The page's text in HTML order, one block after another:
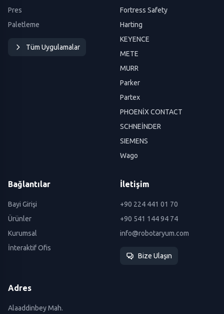
Pres
Paletleme
Tüm Uygulamalar
Fortress Safety
Harting
KEYENCE
METE
MURR
Parker
Partex
PHOENİX CONTACT
SCHNEİNDER
SIEMENS
Wago
Bağlantılar
Bayi Girişi
Ürünler
Kurumsal
İnteraktif Ofis
İletişim
+90 224 441 01 70
+90 541 144 94 74
info@robotaryum.com
Bize Ulaşın
Adres
Alaaddinbey Mah.